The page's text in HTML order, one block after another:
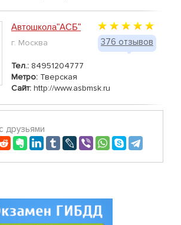
376 отзывов
Автошкола"АСБ"
г. Москва
Тел.: 84951204777
Метро: Тверская
Сайт: http://www.asbmsk.ru
друзьями